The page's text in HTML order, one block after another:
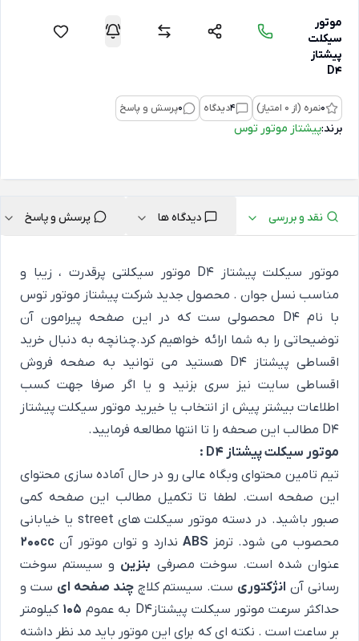
موتور
سیکلت
پیشتاز
D4
0نمره (از 0 امتیاز) 4دیدگاه 0پرسش و پاسخ
برند:پیشتاز موتور توس
نقد و بررسی دیدگاه ها پرسش و پاسخ
موتور سیکلت پیشتاز D4 موتور سیکلتی پرقدرت ، زیبا و
مناسب نسل جوان . محصول جدید شرکت پیشتاز موتور توس
با نام D4 محصولی ست که در این صفحه پیرامون آن
توضیحاتی را به شما ارائه خواهیم کرد.چنانچه به دنبال خرید
اقساطی پیشتاز D4 هستید می توانید به صفحه فروش
اقساطی سایت نیز سری بزنید و یا اگر صرفا جهت کسب
اطلاعات بیشتر پیش از انتخاب یا خیرید موتور سیکلت پیشتاز
D4 مطالب این صحفه را تا انتها مطالعه فرمایید.
موتور سیکلت پیشتاز D4 :
تیم تامین محتوای وبگاه عالی رو در حال آماده سازی محتوای
این صفحه است. لطفا تا تکمیل مطالب این صفحه کمی
صبور باشید. در دسته موتور سیکلت های street یا خیابانی
محصوب می شود. ترمز ABS ندارد و توان موتور آن 200cc
عنوان شده است. سوخت مصرفی بنزین و سیستم سوخت
رسانی آن انژکتوری ست. سیستم کلاچچند صفحه ای ست و
حداکثر سرعت موتور سیکلت پیشتازD4 به عموم
105 کیلومتر
بر ساعت است . نکته ای که برای این موتور باید مد نظر داشته